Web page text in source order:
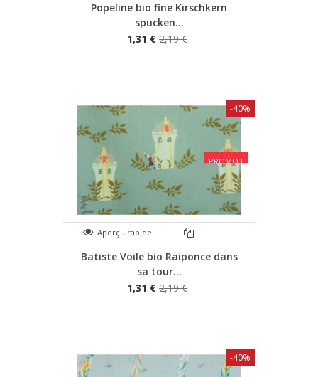
Popeline bio fine Kirschkern
spucken...
1,31 € 2,19 €
PROMO !
Aperçu rapide
Batiste Voile bio Raiponce dans
sa tour...
1,31 € 2,19 €
-40%
-40%